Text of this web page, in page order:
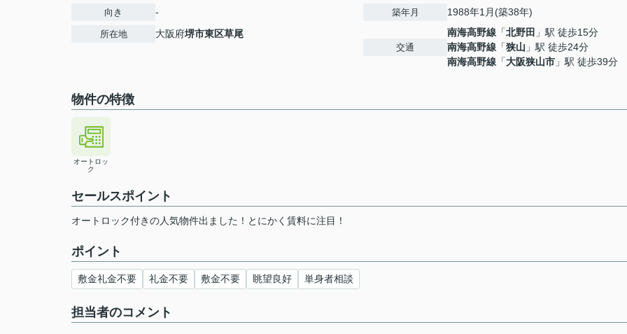
向き -
所在地 大阪府堺市東区草尾
築年月 1988年1月(築38年)
交通
南海高野線 「北野田 」駅 徒歩15分
南海高野線 「狭山 」駅 徒歩24分
南海高野線 「大阪狭山市 」駅 徒歩39分
物件の特徴
オートロッ
ク
セールスポイント
オートロック付きの人気物件出ました！とにかく賃料に注目！
ポイント
敷金礼金不要 礼金不要 敷金不要 眺望良好 単身者相談
担当者のコメント